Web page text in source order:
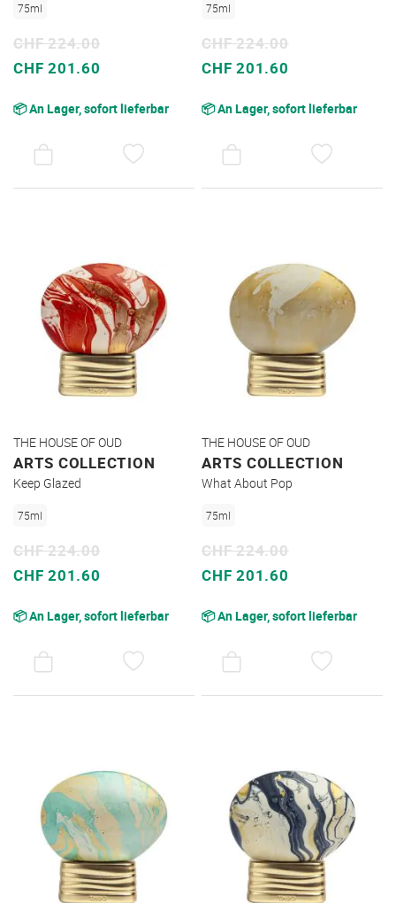
75ml
Sonderpreis
CHF 201.60
CHF 224.00
📦 An Lager, sofort lieferbar
75ml
Sonderpreis
CHF 201.60
CHF 224.00
📦 An Lager, sofort lieferbar
THE HOUSE OF OUD
ARTS COLLECTION
Keep Glazed
75ml
Sonderpreis
CHF 201.60
CHF 224.00
📦 An Lager, sofort lieferbar
THE HOUSE OF OUD
ARTS COLLECTION
What About Pop
75ml
Sonderpreis
CHF 201.60
CHF 224.00
📦 An Lager, sofort lieferbar